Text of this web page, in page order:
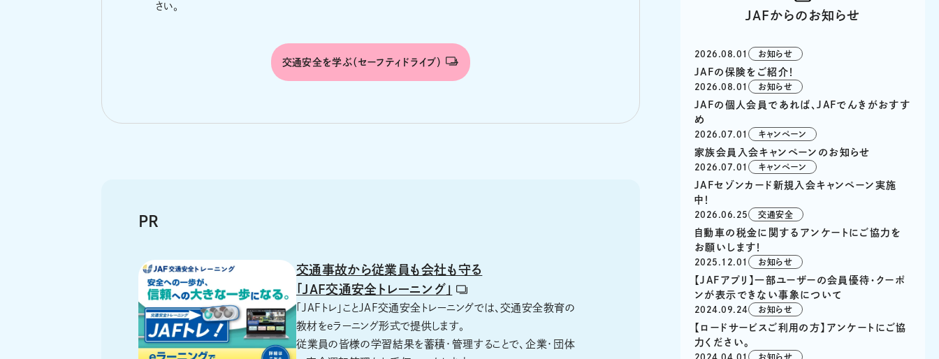
さい。
交通安全を学ぶ（セーフティドライブ）
PR
交通事故から従業員も会社も守る
「JAF交通安全トレーニング」
「JAFトレ」ことJAF交通安全トレーニングでは、交通安全教育の
教材をeラーニング形式で提供します。
従業員の皆様の学習結果を蓄積・管理することで、企業・団体
JAFからのお知らせ
2026.08.01 お知らせ
JAFの保険をご紹介！
2026.08.01 お知らせ
JAFの個人会員であれば、JAFでんきがおすす
め
2026.07.01 キャンペーン
家族会員入会キャンペーンのお知らせ
2026.07.01 キャンペーン
JAFセゾンカード新規入会キャンペーン実施
中！
2026.06.25 交通安全
自動車の税金に関するアンケートにご協力を
お願いします！
2025.12.01 お知らせ
【JAFアプリ】一部ユーザーの会員優待・クーポ
ンが表示できない事象について
2024.09.24 お知らせ
【ロードサービスご利用の方】アンケートにご協
力ください。
2024.04.01 お知らせ